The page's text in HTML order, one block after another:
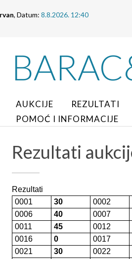
, Datum: 8.8.2026. 12:40
AUKCIJE
REZULTATI
POMOĆ I INFORMACIJE
Rezultati
Rezultati
0001
30
0002
0006
40
0007
0011
45
0012
0016
0
0017
0021
30
0022